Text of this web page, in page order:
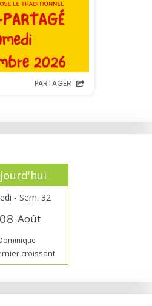
- Sem. 32
08 Août
croissant